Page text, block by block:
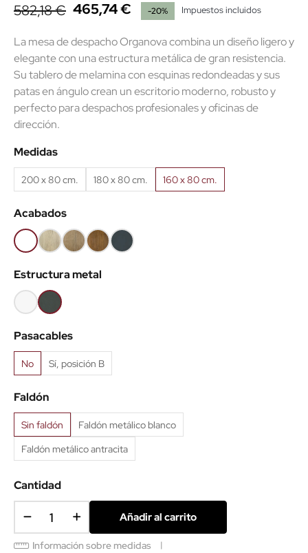
582,18 € 465,74 € -20% Impuestos incluidos
La mesa de despacho Organova combina un diseño ligero y
elegante con una estructura metálica de gran resistencia.
Su tablero de melamina con esquinas redondeadas y sus
patas en ángulo crean un escritorio moderno, robusto y
perfecto para despachos profesionales y oficinas de
dirección.
Medidas
200 x 80 cm. 180 x 80 cm. 160 x 80 cm.
Acabados
Blanco
(EMB)
Roble
claro
(EMB)
Roble
Nuez
(EMB)
Roble
viejo
(EMB)
Antracita
(EMB)
Estructura metal
BlancoAntracita
Pasacables
No Sí, posición B
Faldón
Sin faldón
Faldón metálico blanco
Faldón metálico antracita
Cantidad
Añadir al carrito
Información sobre medidas